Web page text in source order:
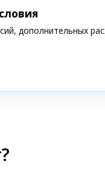
дополнительных